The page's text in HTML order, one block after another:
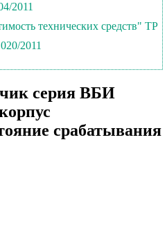
2011
технических средств" ТР
2011
серия ВБИ
срабатывания